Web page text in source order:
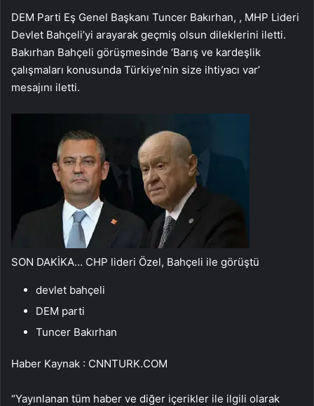
DEM Parti Eş Genel Başkanı Tuncer Bakırhan, , MHP Lideri
Devlet Bahçeli’yi arayarak geçmiş olsun dileklerini iletti.
Bakırhan Bahçeli görüşmesinde ‘Barış ve kardeşlik
çalışmaları konusunda Türkiye’nin size ihtiyacı var’
mesajını iletti.
SON DAKİKA… CHP lideri Özel, Bahçeli ile görüştü
devlet bahçeli
DEM parti
Tuncer Bakırhan
Haber Kaynak : CNNTURK.COM
“Yayınlanan tüm haber ve diğer içerikler ile ilgili olarak